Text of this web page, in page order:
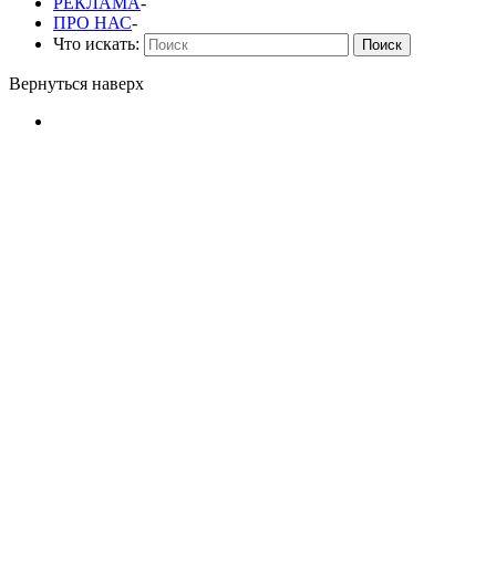
ПРО НАС-
Что искать:
Поиск
Вернуться наверх